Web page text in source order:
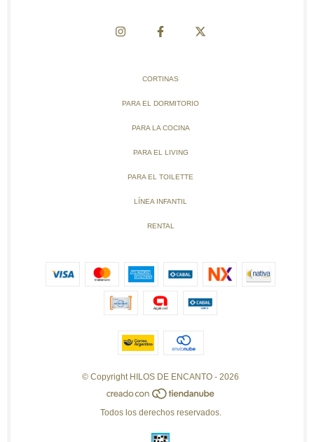
CORTINAS
PARA EL DORMITORIO
PARA LA COCINA
PARA EL LIVING
PARA EL TOILETTE
LÍNEA INFANTIL
RENTAL
© Copyright HILOS DE ENCANTO - 2026
Todos los derechos reservados.